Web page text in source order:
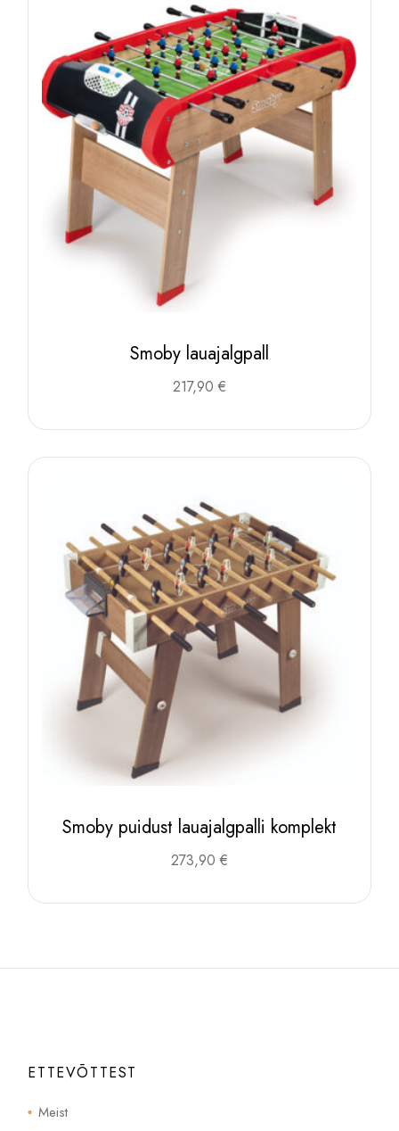
Smoby lauajalgpall
217,90 €
Smoby puidust lauajalgpalli komplekt
273,90 €
ETTEVÕTTEST
Meist